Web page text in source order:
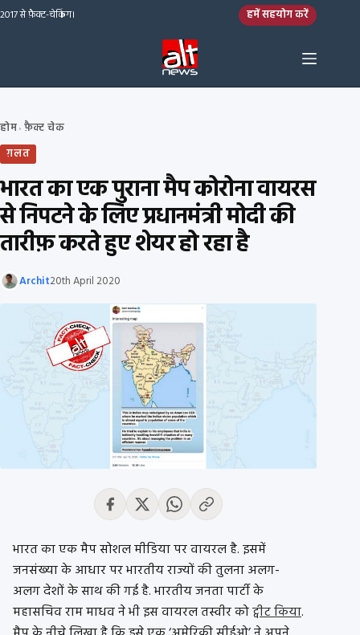
Skip to content
2017 से फ़ैक्ट-चेकिंग। हमें सहयोग करें
होम› फ़ैक्ट चेक
ग़लत
भारत का एक पुराना मैप कोरोना वायरस
से निपटने के लिए प्रधानमंत्री मोदी की
तारीफ़ करते हुए शेयर हो रहा है
Archit20th April 2020
भारत का एक मैप सोशल मीडिया पर वायरल है. इसमें
जनसंख्या के आधार पर भारतीय राज्यों की तुलना अलग-
अलग देशों के साथ की गई है. भारतीय जनता पार्टी के
महासचिव राम माधव ने भी इस वायरल तस्वीर कोट्वीट किया.